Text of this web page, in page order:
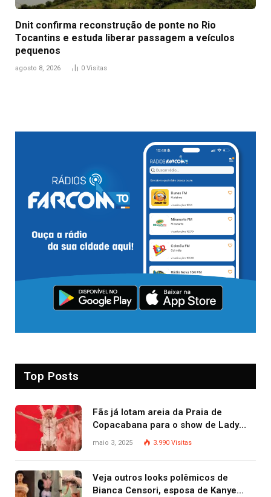
Dnit confirma reconstrução de ponte no Rio
Tocantins e estuda liberar passagem a veículos
pequenos
agosto 8, 2026 0 Visitas
Top Posts
Fãs já lotam areia da Praia de
Copacabana para o show de Lady
Gaga
maio 3, 2025 3.990 Visitas
Veja outros looks polêmicos de
Bianca Censori, esposa de Kanye